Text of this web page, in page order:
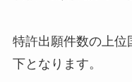
特許出願件数の上位
下となります。